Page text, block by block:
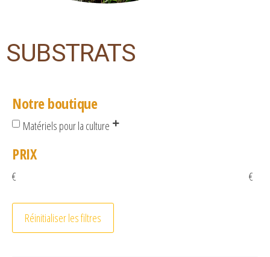
SUBSTRATS
Notre boutique
Matériels pour la culture
PRIX
€ €
Réinitialiser les filtres